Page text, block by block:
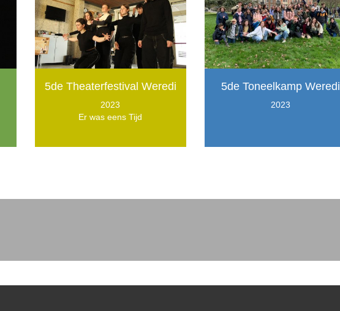
5de Theaterfestival Weredi
2023
Er was eens Tijd
5de Toneelkamp Weredi
2023